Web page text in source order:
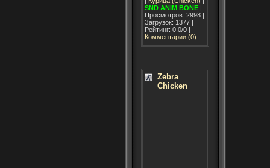
SND ANIM BONE |
Просмотров: 2998 |
Загрузок: 1377 |
Рейтинг: 0.0/0 |
Комментарии (0)
Zebra
Chicken